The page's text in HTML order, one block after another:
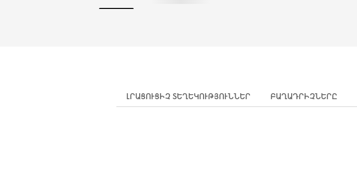
ԼՐԱՑՈՒՑԻՉ ՏԵՂԵԿՈՒԹՅՈՒՆՆԵՐ ԲԱՂԱԴՐԻՉՆԵՐԸ